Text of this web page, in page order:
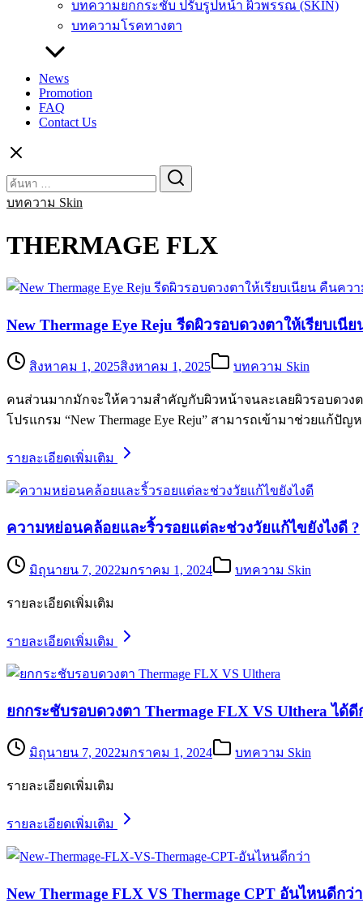
บทความยกกระชับ ปรับรูปหน้า ผิวพรรณ (SKIN)
บทความโรคทางตา
News
Promotion
FAQ
Contact Us
for:
บทความ Skin
THERMAGE FLX
New Thermage Eye Reju รีดผิวรอบดวงตาให้เรียบเนี
สิงหาคม 1, 2025สิงหาคม 1, 2025 บทความ Skin
คนส่วนมากมักจะให้ความสำคัญกับผิวหน้าจนละเลยผิวรอบดวง
โปรแกรม “New Thermage Eye Reju” สามารถเข้ามาช่วยแก้ปั
รายละเอียดเพิ่มเติม
ความหย่อนคล้อยและริ้วรอยแต่ละช่วงวัยแก้ไขยังไงดี ?
มิถุนายน 7, 2022มกราคม 1, 2024 บทความ Skin
รายละเอียดเพิ่มเติม
รายละเอียดเพิ่มเติม
ยกกระชับรอบดวงตา Thermage FLX VS Ulthera ได้ดี
มิถุนายน 7, 2022มกราคม 1, 2024 บทความ Skin
รายละเอียดเพิ่มเติม
รายละเอียดเพิ่มเติม
New Thermage FLX VS Thermage CPT อันไหนดีกว่